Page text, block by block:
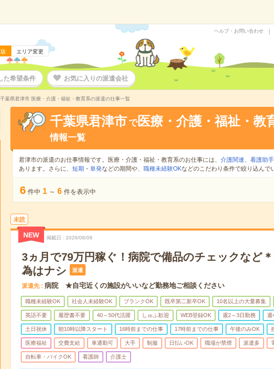
エリア変更
ヘルプ・お問い合わせ
た希望条件 お気に入りの派遣会社
千葉県君津市 医療・介護・福祉・教育系の派遣の仕事一覧
千葉県君津市 で医療・介護・福祉・教
情報一覧
君津市の派遣のお仕事情報です。医療・介護・福祉・教育系のお仕事には、 介護関連、 看護助手
あります。さらに、 短期 ・ 単発などの期間や、 職種未経験OKなどのこだわり条件で絞り込んで
6 件中 1 ～ 6 件を表示中
未読
NEW 掲載日 2026/08/08
3ヵ月で79万円稼ぐ！病院で備品のチェックなど
為はナシ
派遣
派遣先 病院 ★自宅近くの施設がいいなど勤務地ご相談ください
職種未経験OK 社会人未経験OK ブランクOK 既卒第二新卒OK 10名以上の大量募集
英語不要 履歴書不要 40～50代活躍 しゅふ歓迎 WEB登録OK 週2～3日勤務 週
土日祝休 朝10時以降スタート 16時前までの仕事 17時前までの仕事 午後のみOK
医療福祉 交費支給 車通勤可 大手 制服 日払いOK 職場が禁煙 派遣多
自転車・バイクOK 看護師 介護士